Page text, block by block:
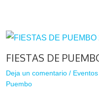
FIESTAS DE
Deja un comentario / Eventos
Puembo